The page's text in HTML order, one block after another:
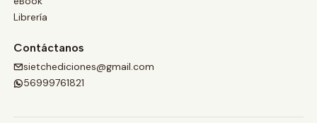
Librería
Contáctanos
sietchediciones@gmail.com
56999761821